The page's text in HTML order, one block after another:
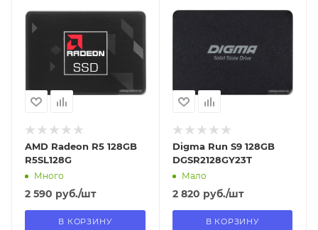
18.08.2026
В наличии в пункте
самовывоза
AMD Radeon R5 128GB
R5SL128G
Много
2 590 руб./шт
В КОРЗИНУ
18.08.2026
самовывоза
Digma Run S9 128GB
DGSR2128GY23T
Мало
2 820 руб./шт
В КОРЗИНУ